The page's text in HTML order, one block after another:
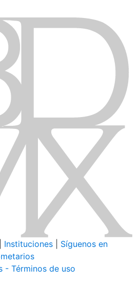
Instituciones
Síguenos en
- Términos de uso